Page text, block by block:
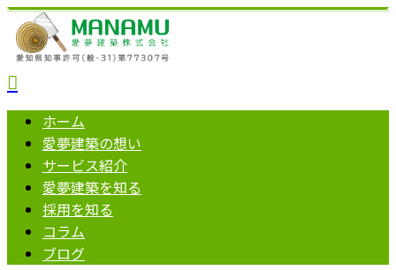
ホーム
愛夢建築の想い
サービス紹介
愛夢建築を知る
採用を知る
コラム
ブログ